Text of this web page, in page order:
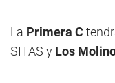
La Primera C
SITAS y Los